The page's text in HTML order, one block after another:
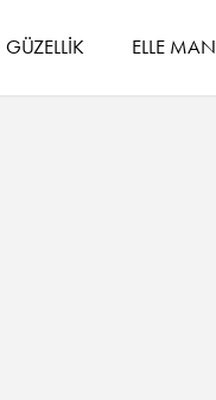
GÜZELLİK ELLE MAN